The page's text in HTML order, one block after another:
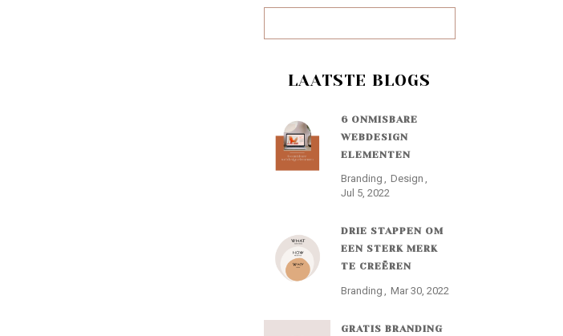
LAATSTE BLOGS
6 ONMISBARE
WEBDESIGN
ELEMENTEN
Branding
Design
Jul 5, 2022
DRIE STAPPEN OM
EEN STERK MERK
TE CREËREN
Branding Mar 30, 2022
GRATIS BRANDING